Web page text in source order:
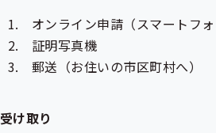
オンライン申請（スマートフォ
証明写真機
郵送（お住いの市区町村へ）
受け取り